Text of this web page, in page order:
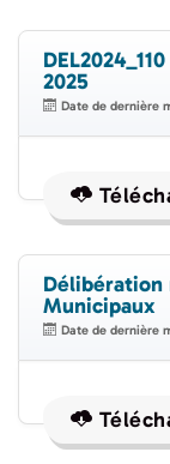
2025
Date de dernière
Délibération
Municipaux
Date de dernière